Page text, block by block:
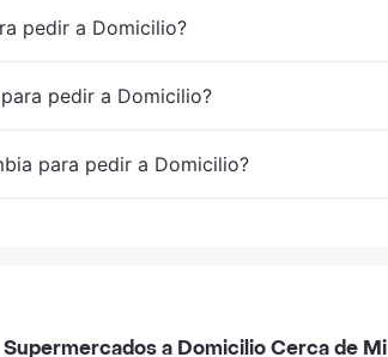
pedir a Domicilio?
pedir a Domicilio?
para pedir a Domicilio?
Supermercados a Domicilio Cerca de Mi